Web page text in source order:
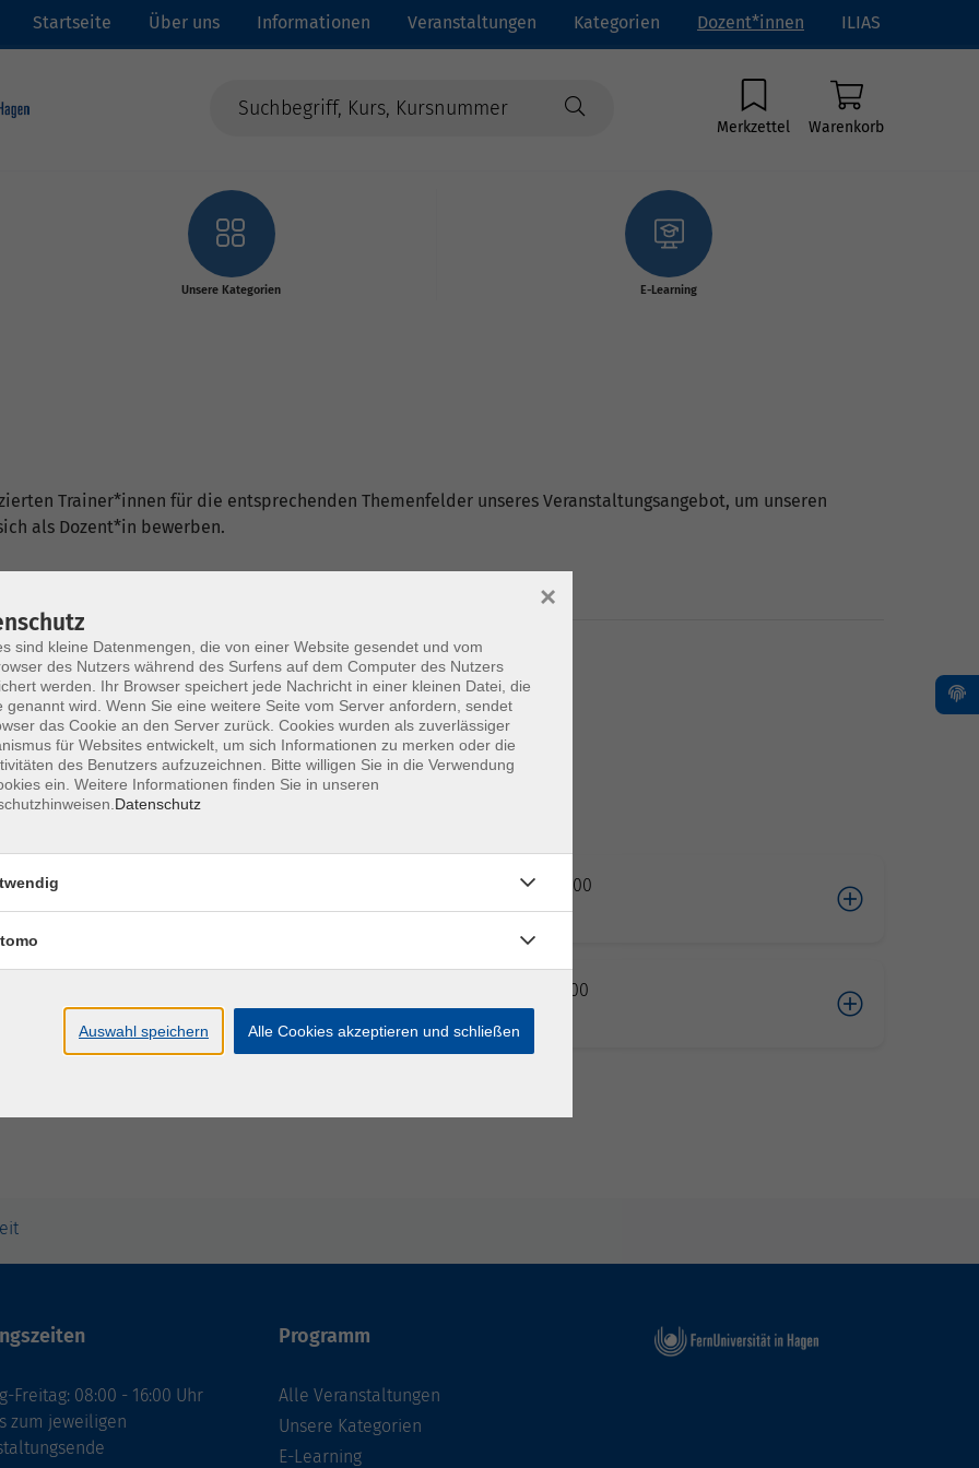
Startseite Über uns Informationen Veranstaltungen Kategorien Dozent*innen ILIAS
Merkzettel Warenkorb
Unsere Kategorien E-Learning
Trainer*innen für die entsprechenden Themenfelder unseres Veranstaltungsangebot, um unseren
als Dozent*in bewerben.
Musikhochschulen
Mo. 20.04.2026 10:00
Hagen
Do. 23.04.2026 10:00
Freitag: 08:00 - 16:00 Uhr
zum jeweiligen
Programm
Alle Veranstaltungen
Unsere Kategorien
E-Learning
sind kleine Datenmengen, die von einer Website gesendet und vom
des Nutzers während des Surfens auf dem Computer des Nutzers
werden. Ihr Browser speichert jede Nachricht in einer kleinen Datei, die
genannt wird. Wenn Sie eine weitere Seite vom Server anfordern, sendet
das Cookie an den Server zurück. Cookies wurden als zuverlässiger
für Websites entwickelt, um sich Informationen zu merken oder die
des Benutzers aufzuzeichnen. Bitte willigen Sie in die Verwendung
ein. Weitere Informationen finden Sie in unseren
Datenschutz
×
Auswahl speichern Alle Cookies akzeptieren und schließen